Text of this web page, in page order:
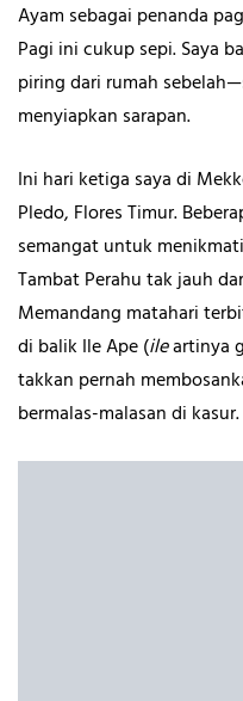
Ayam sebagai penanda
Pagi ini cukup sepi. Saya
piring dari rumah
menyiapkan sarapan.
Ini hari ketiga saya di
Pledo, Flores Timur.
semangat untuk
Tambat Perahu tak jauh
Memandang matahari
di balik Ile Ape (ileartinya
takkan pernah
bermalas-malasan di kasur.